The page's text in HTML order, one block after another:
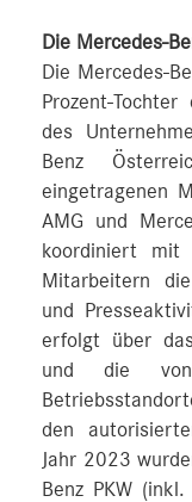
Die Mercedes-
Die Mercedes-
Prozent-
des
Benz
eingetragenen
AMG und
koordiniert mit
Mitarbeitern
und
erfolgt über
und die von
den
Jahr 2023
Benz PKW